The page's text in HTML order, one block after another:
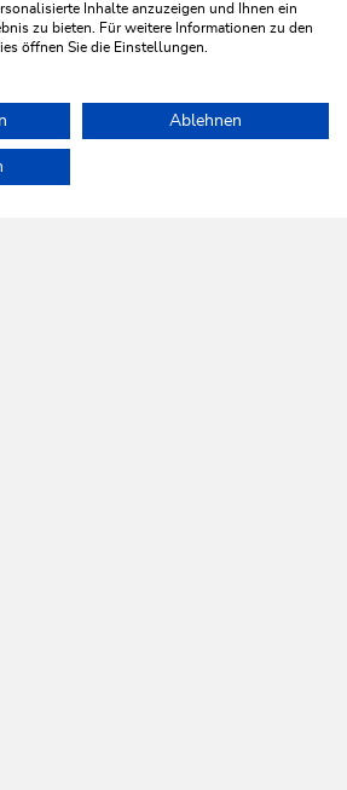
SUBMIT INQUIRY
holiday Top offers top angebot
Inhalte anzuzeigen und Ihnen ein
zu bieten. Für weitere Informationen zu den
öffnen Sie die Einstellungen.
Ablehnen